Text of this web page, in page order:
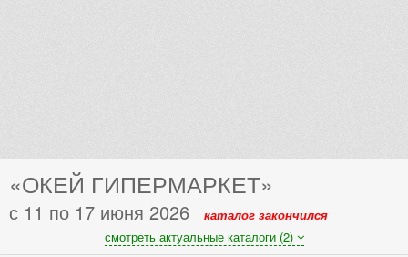
«ОКЕЙ ГИПЕРМАРКЕТ»
с 11 по 17 июня 2026
каталог закончился
смотреть актуальные каталоги (2)